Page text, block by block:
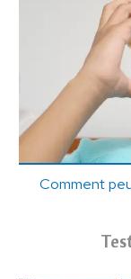
Comment